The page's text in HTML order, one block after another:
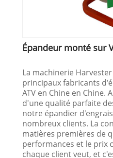
Épandeur monté sur
La machinerie
principaux fabricants
ATV en Chine en Chine.
d'une qualité parfaite
notre épandier
nombreux clients. La
matières premières de
performances et le prix
chaque client veut, et